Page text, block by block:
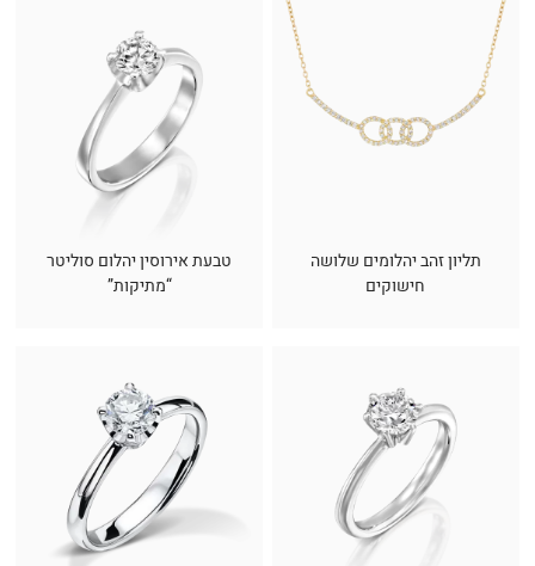
תליון זהב יהלומים שלושה
חישוקים
טבעת אירוסין יהלום סוליטר
“מתיקות”